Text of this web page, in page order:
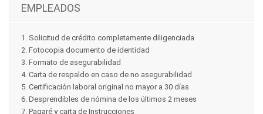
EMPLEADOS
1. Solicitud de crédito completamente diligenciada
2. Fotocopia documento de identidad
3. Formato de asegurabilidad
4. Carta de respaldo en caso de no asegurabilidad
5. Certificación laboral original no mayor a 30 días
6. Desprendibles de nómina de los últimos 2 meses
7. Pagaré y carta de Instrucciones